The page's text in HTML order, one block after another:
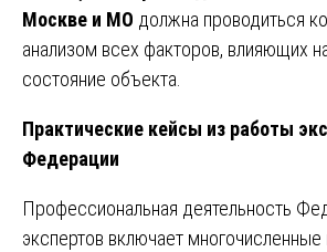
Москве и МО должна проводиться
анализом всех факторов, влияющих
состояние объекта.
Практические кейсы из работы
Федерации
Профессиональная деятельность
экспертов включает